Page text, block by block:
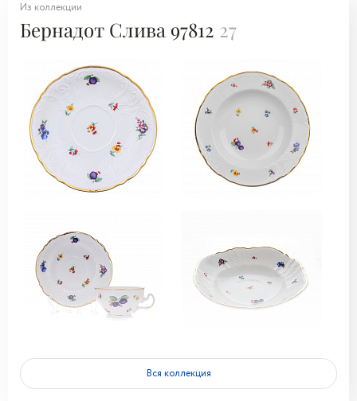
Из коллекции
Бернадот Слива 97812 27
Вся коллекция